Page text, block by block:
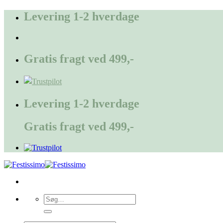
FortsætLevering 1-2 hverdage
Gratis fragt ved 499,-
Levering 1-2 hverdage
Gratis fragt ved 499,-
Søg
efter: